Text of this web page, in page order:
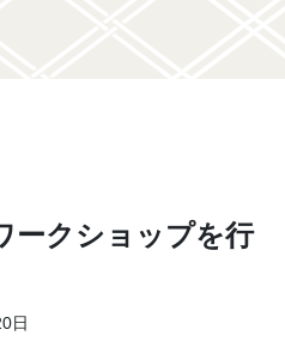
ークショップを行
日